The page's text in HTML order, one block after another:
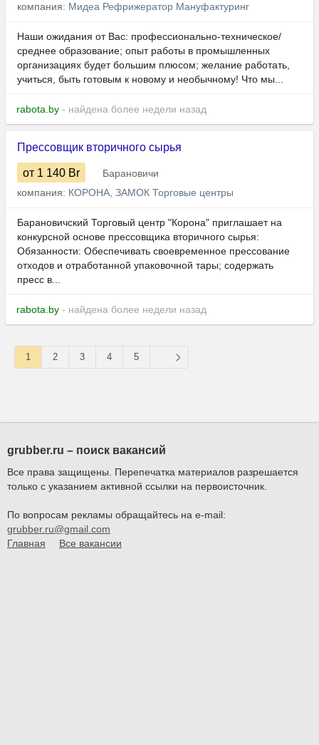
компания: Мидеа Рефрижератор Мануфактуринг
Наши ожидания от Вас: профессионально-техническое/
среднее образование; опыт работы в промышленных
организациях будет большим плюсом; желание работать,
учиться, быть готовым к новому и необычному! Что мы...
rabota.by - найдена более недели назад
Прессовщик вторичного сырья
от 1 140 Br
Барановичи
компания: КОРОНА, ЗАМОК Торговые центры
Барановичский Торговый центр "Корона" приглашает на
конкурсной основе прессовщика вторичного сырья:
Обязанности: Обеспечивать своевременное прессование
отходов и отработанной упаковочной тары; содержать
пресс в...
rabota.by - найдена более недели назад
1 2 3 4 5
grubber.ru – поиск вакансий
Все права защищены. Перепечатка материалов разрешается
только с указанием активной ссылки на первоисточник.
По вопросам рекламы обращайтесь на e-mail:
grubber.ru@gmail.com
Главная
Все вакансии